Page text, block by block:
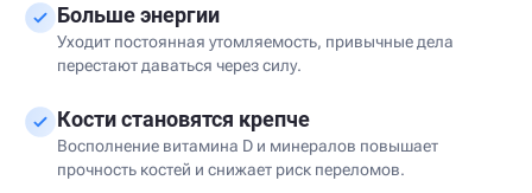
Больше энергии
Уходит постоянная утомляемость, привычные дела
перестают даваться через силу.
Кости становятся крепче
Восполнение витамина D и минералов повышает
прочность костей и снижает риск переломов.